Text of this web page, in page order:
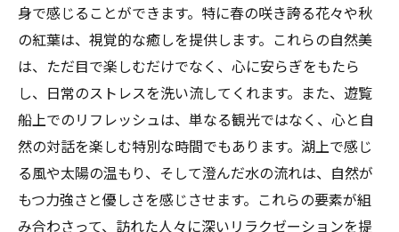
身で感じることができます。特に春の咲き誇る花々や秋
の紅葉は、視覚的な癒しを提供します。これらの自然美
は、ただ目で楽しむだけでなく、心に安らぎをもたら
し、日常のストレスを洗い流してくれます。また、遊覧
船上でのリフレッシュは、単なる観光ではなく、心と自
然の対話を楽しむ特別な時間でもあります。湖上で感じ
る風や太陽の温もり、そして澄んだ水の流れは、自然が
もつ力強さと優しさを感じさせます。これらの要素が組
み合わさって、訪れた人々に深いリラクゼーションを提